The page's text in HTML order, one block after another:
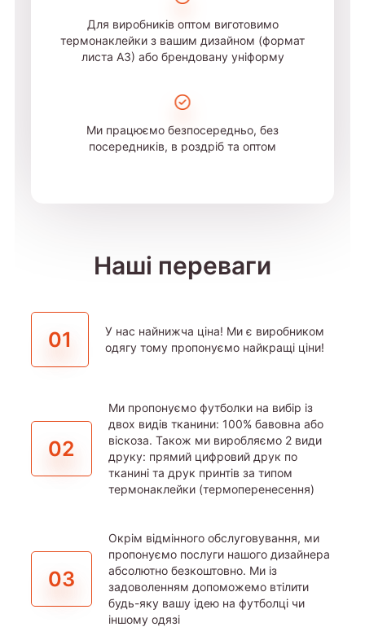
Для виробників оптом виготовимо
термонаклейки з вашим дизайном (формат
листа А3) або брендовану уніформу
Ми працюємо безпосередньо, без
посередників, в роздріб та оптом
Наші переваги
01
У нас найнижча ціна! Ми є виробником
одягу тому пропонуємо найкращі ціни!
02
Ми пропонуємо футболки на вибір із
двох видів тканини: 100% бавовна або
віскоза. Також ми виробляємо 2 види
друку: прямий цифровий друк по
тканині та друк принтів за типом
термонаклейки (термоперенесення)
03
Окрім відмінного обслуговування, ми
пропонуємо послуги нашого дизайнера
абсолютно безкоштовно. Ми із
задоволенням допоможемо втілити
будь-яку вашу ідею на футболці чи
іншому одязі